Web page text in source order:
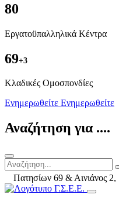
80
Εργατοϋπαλληλικά Κέντρα
69+3
Kλαδικές Ομοσπονδίες
Ενημερωθείτε Ενημερωθείτε
Αναζήτηση για ....
Πατησίων 69 & Αινιάνος